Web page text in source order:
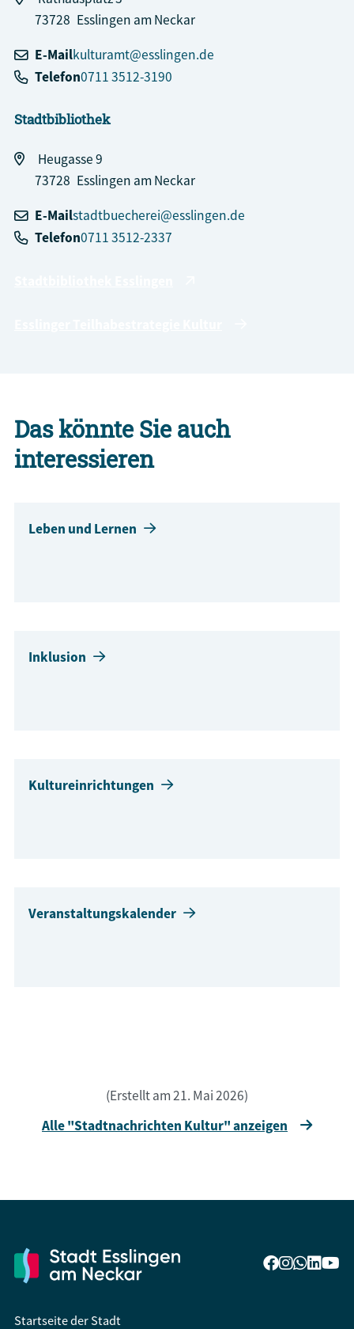
73728 Esslingen am Neckar
E-Mailkulturamt@esslingen.de
Telefon0711 3512-3190
Stadtbibliothek
Heugasse 9
73728 Esslingen am Neckar
E-Mailstadtbuecherei@esslingen.de
Telefon0711 3512-2337
Das könnte Sie auch
interessieren
Leben und Lernen
Inklusion
Kultureinrichtungen
Veranstaltungskalender
(Erstellt am 21. Mai 2026)
Alle "Stadtnachrichten Kultur" anzeigen
Startseite der Stadt